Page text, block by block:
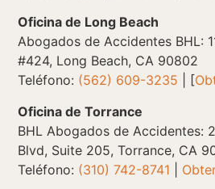
Oficina de Long Beach
Abogados de Accidentes BHL:
#424, Long Beach, CA 90802
Teléfono: (562) 609-3235 | [
Oficina de Torrance
BHL Abogados de Accidentes:
Blvd, Suite 205, Torrance, CA
Teléfono: (310) 742-8741